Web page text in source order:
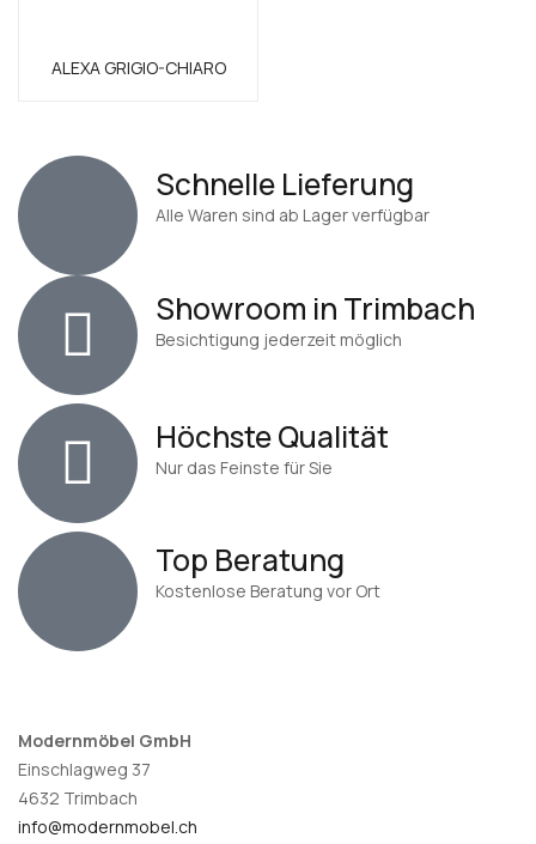
ALEXA GRIGIO-CHIARO
Schnelle Lieferung
Alle Waren sind ab Lager verfügbar
Showroom in Trimbach
Besichtigung jederzeit möglich
Höchste Qualität
Nur das Feinste für Sie
Top Beratung
Kostenlose Beratung vor Ort
Modernmöbel GmbH
Einschlagweg 37
4632 Trimbach
info@modernmobel.ch